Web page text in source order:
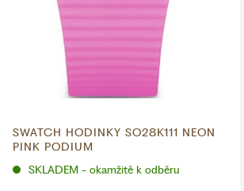
SWATCH HODINKY SO28K111 NEON
PINK PODIUM
SKLADEM - okamžitě k odběru